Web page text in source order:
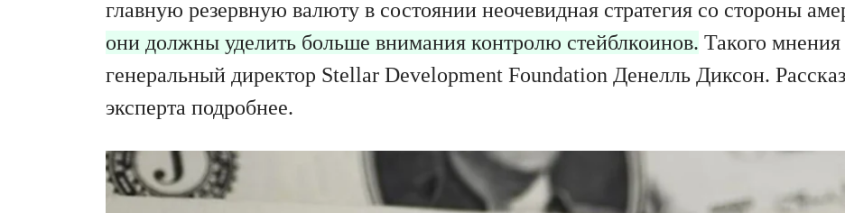
главную резервную валюту в состоянии неочевидная стратегия со стороны
они должны уделить больше внимания контролю стейблкоинов. Такого
генеральный директор Stellar Development Foundation Денелль Диксон.
эксперта подробнее.